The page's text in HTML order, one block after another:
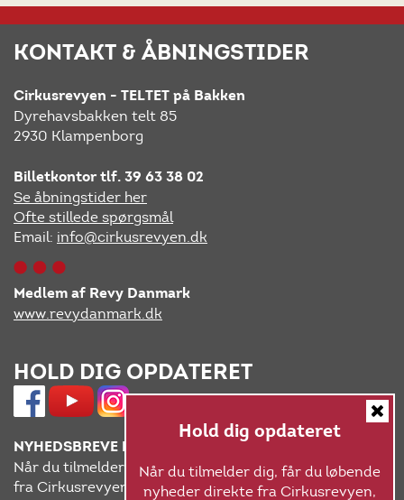
KONTAKT & ÅBNINGSTIDER
Cirkusrevyen - TELTET på Bakken
Dyrehavsbakken telt 85
2930 Klampenborg
Billetkontor tlf. 39 63 38 02
Se åbningstider her
Ofte stillede spørgsmål
Email: info@cirkusrevyen.dk
Medlem af Revy Danmark
www.revydanmark.dk
HOLD DIG OPDATERET
NYHEDSBREVE FRA CIRKUSREVYEN
Når du tilmelder dig, får du løbende nyheder direkte
fra Cirkusrevyen, spændende nyt om arrangementer i
Hold dig opdateret
Når du tilmelder dig, får du løbende
nyheder direkte fra Cirkusrevyen,